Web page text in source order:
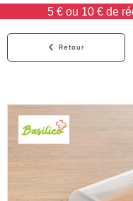
5 € ou 10 € de
Retour